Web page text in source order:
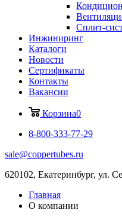
Сплит-
Инжиниринг
Каталоги
Новости
Сертификаты
Контакты
Вакансии
Корзина0
8-800-333-77-29
sale@coppertubes.ru
620102, Екатеринбург, ул.
Главная
О компании